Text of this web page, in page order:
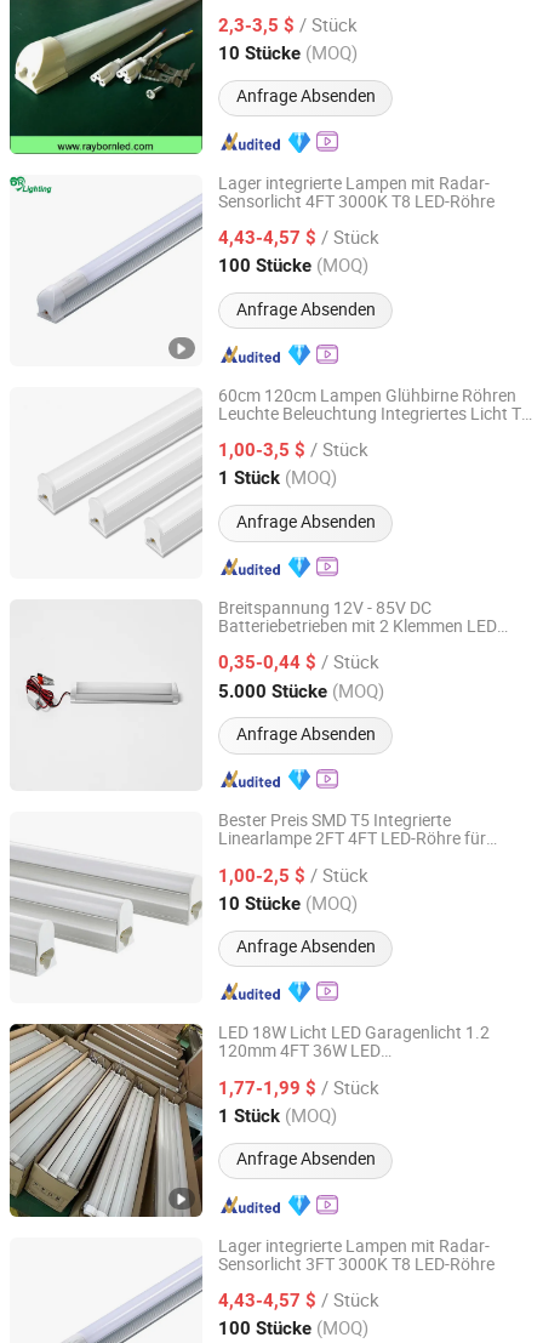
2,3-3,5 $ / Stück
10 Stücke (MOQ)
Anfrage Absenden
Guangdong, China Seit 2011
Lager integrierte Lampen mit Radar-
Sensorlicht 4FT 3000K T8 LED-Röhre
4,43-4,57 $ / Stück
100 Stücke (MOQ)
Anfrage Absenden
Shenzhen OURUIMEI Lighting Technology Co., Ltd.
Guangdong, China Seit 2013
60cm 120cm Lampen Glühbirne Röhren
Leuchte Beleuchtung Integriertes Licht T5
Röhrenlicht
1,00-3,5 $ / Stück
1 Stück (MOQ)
Anfrage Absenden
Guangzhou Yi Can Lighting Co.,Ltd
Guangdong, China Seit 2020
Breitspannung 12V - 85V DC
Batteriebetrieben mit 2 Klemmen LED
0,35-0,44 $ / Stück
5.000 Stücke (MOQ)
Anfrage Absenden
Jiangmen Gepsen Lighting Electric Co., Ltd.
Guangdong, China Seit 2020
Bester Preis SMD T5 Integrierte
Linearlampe 2FT 4FT LED-Röhre für
1,00-2,5 $ / Stück
10 Stücke (MOQ)
Anfrage Absenden
Rayborn Lighting Industry Co., Ltd.
Guangdong, China Seit 2011
LED 18W Licht LED Garagenlicht 1.2
120mm 4FT 36W LED
Lampe lineare Röhrenlichter Beleuchtung
Glühbirnen Röhren
1,77-1,99 $ / Stück
1 Stück (MOQ)
Anfrage Absenden
Anhui Lanyou Lighting Technology Co., Ltd.
Anhui, China Seit 2023
Lager integrierte Lampen mit Radar-
Sensorlicht 3FT 3000K T8 LED-Röhre
4,43-4,57 $ / Stück
100 Stücke (MOQ)
Shenzhen OURUIMEI Lighting Technology Co., Ltd.
Guangdong, China Seit 2013